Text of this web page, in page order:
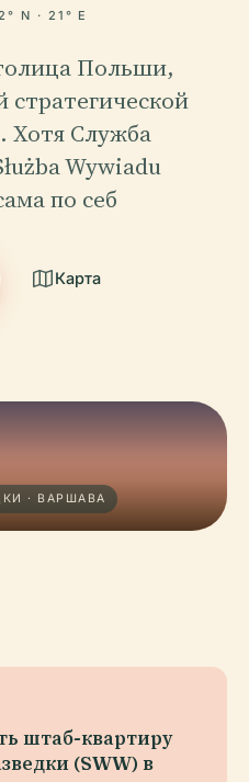
N · 21° E
Польши,
Хотя Служба
Wywiadu
по себ
Карта
· ВАРШАВА
штаб-квартиру
(SWW) в